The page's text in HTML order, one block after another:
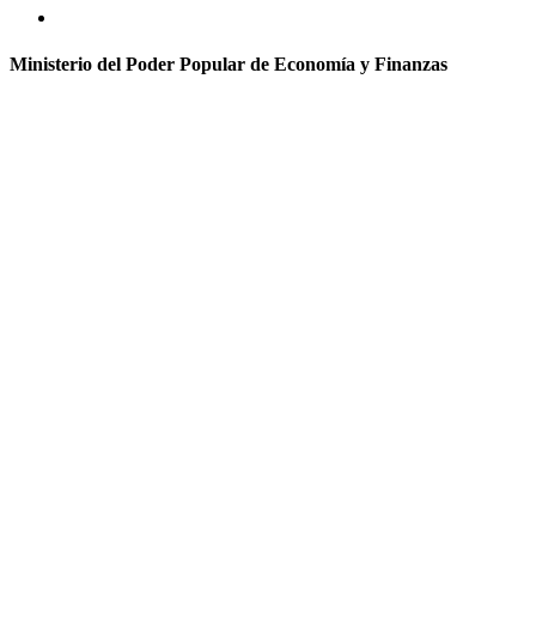
Ministerio del Poder Popular de Economía y Finanzas